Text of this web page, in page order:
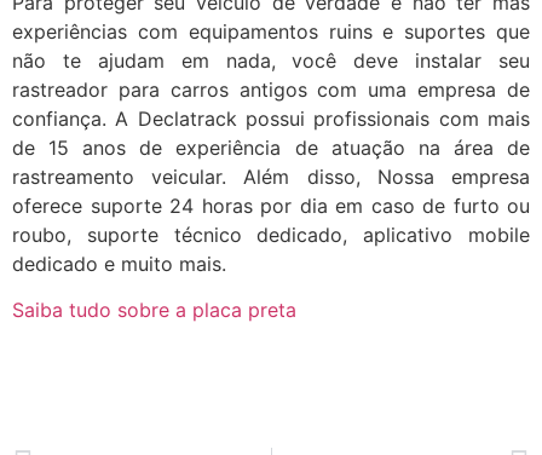
experiências com equipamentos ruins e suportes que
não te ajudam em nada, você deve instalar seu
rastreador para carros antigos com uma empresa de
confiança. A Declatrack possui profissionais com mais
de 15 anos de experiência de atuação na área de
rastreamento veicular. Além disso, Nossa empresa
oferece suporte 24 horas por dia em caso de furto ou
roubo, suporte técnico dedicado, aplicativo mobile
dedicado e muito mais.
Saiba tudo sobre a placa preta